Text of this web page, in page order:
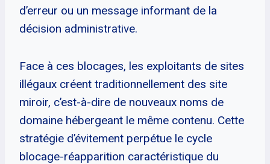
d’erreur ou un message informant de la
décision administrative.
Face à ces blocages, les exploitants de sites
illégaux créent traditionnellement des site
miroir, c’est-à-dire de nouveaux noms de
domaine hébergeant le même contenu. Cette
stratégie d’évitement perpétue le cycle
blocage-réapparition caractéristique du